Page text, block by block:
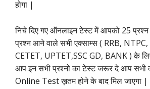
होगा |
निचे दिए गए ऑनलाइन टेस्ट में आपको 25 प्रश्न
प्रश्न आने वाले सभी एक्साम्स ( RRB, NTPC,
CETET, UPTET,SSC GD, BANK ) के
आप इन सभी प्रश्नो का टेस्ट जरूर दे आप सभी
Online Test ख़तम होने के बाद मिल जाएगा |